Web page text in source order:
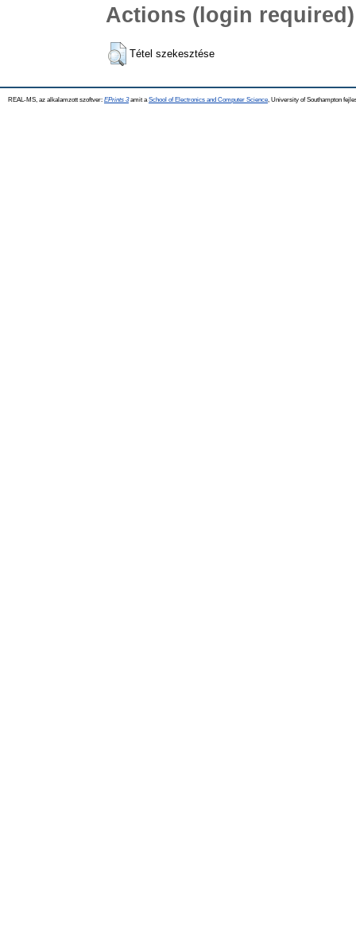
Actions (login required)
Tétel szekesztése
REAL-MS, az alkalamzott szoftver: EPrints 3amit a School of Electronics and Computer Science , University of Southampton